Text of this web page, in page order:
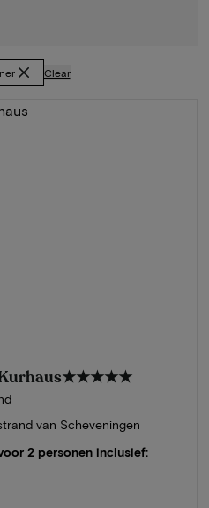
Clear
★★★★★
van Scheveningen
2 personen inclusief: